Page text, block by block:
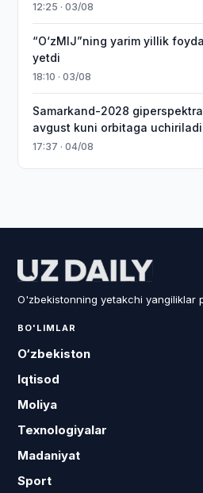
12:25 · 03/08
“O‘zMIJ”ning yarim yillik
yetdi
18:10 · 03/08
Samarkand-2028
avgust kuni orbitaga uchiriladi
17:37 · 04/08
O'zbekistonning yetakchi yangiliklar
BO'LIMLAR
O‘zbekiston
Iqtisod
Moliya
Texnologiyalar
Madaniyat
Sport